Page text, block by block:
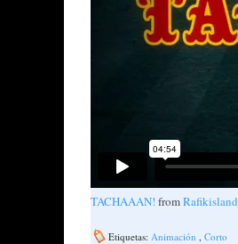
TACHAAAN! fromRafikisland
Etiquetas: Animación Corto